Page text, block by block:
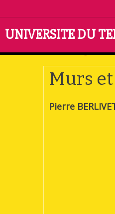
UNIVERSITE DU
Accueil Pages
Murs
Pierre